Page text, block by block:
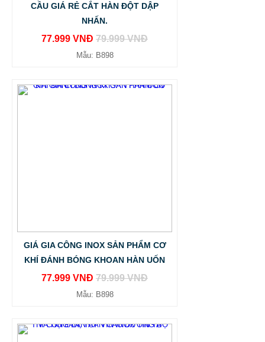
CẦU GIÁ RẺ CẮT HÀN ĐỘT DẬP
NHẤN.
77.999 VNĐ 79.999 VNĐ
Mẫu: B898
GIÁ GIA CÔNG INOX SẢN PHẨM CƠ
KHÍ ĐÁNH BÓNG KHOAN HÀN UỐN
77.999 VNĐ 79.999 VNĐ
Mẫu: B898